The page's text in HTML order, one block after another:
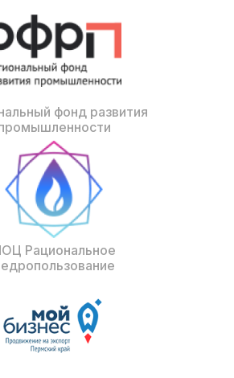
фонд развития
Рациональное